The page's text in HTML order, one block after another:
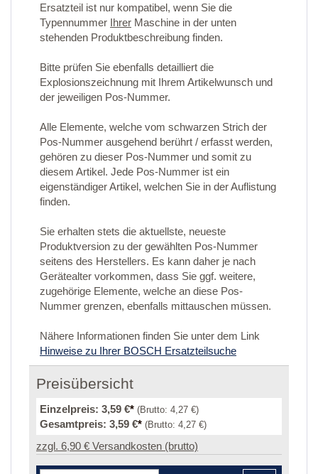
Ersatzteil ist nur kompatibel, wenn Sie die
Typennummer Ihrer Maschine in der unten
stehenden Produktbeschreibung finden.
Bitte prüfen Sie ebenfalls detailliert die
Explosionszeichnung mit Ihrem Artikelwunsch und
der jeweiligen Pos-Nummer.
Alle Elemente, welche vom schwarzen Strich der
Pos-Nummer ausgehend berührt / erfasst werden,
gehören zu dieser Pos-Nummer und somit zu
diesem Artikel. Jede Pos-Nummer ist ein
eigenständiger Artikel, welchen Sie in der Auflistung
finden.
Sie erhalten stets die aktuellste, neueste
Produktversion zu der gewählten Pos-Nummer
seitens des Herstellers. Es kann daher je nach
Gerätealter vorkommen, dass Sie ggf. weitere,
zugehörige Elemente, welche an diese Pos-
Nummer grenzen, ebenfalls mittauschen müssen.
Nähere Informationen finden Sie unter dem Link
Hinweise zu Ihrer BOSCH Ersatzteilsuche
Preisübersicht
Einzelpreis: 3,59 €* (Brutto: 4,27 €)
Gesamtpreis: 3,59 €* (Brutto: 4,27 €)
zzgl. 6,90 € Versandkosten (brutto)